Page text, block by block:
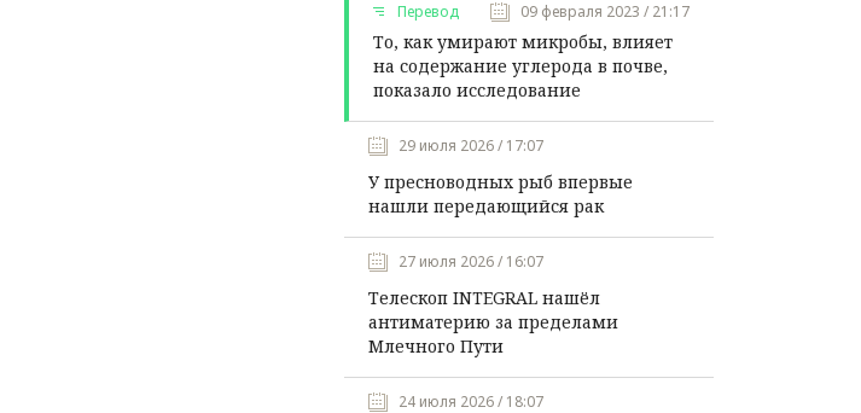
Перевод 09 февраля 2023 / 21:17
То, как умирают микробы, влияет
на содержание углерода в почве,
показало исследование
29 июля 2026 / 17:07
У пресноводных рыб впервые
нашли передающийся рак
27 июля 2026 / 16:07
Телескоп INTEGRAL нашёл
антиматерию за пределами
Млечного Пути
24 июля 2026 / 18:07